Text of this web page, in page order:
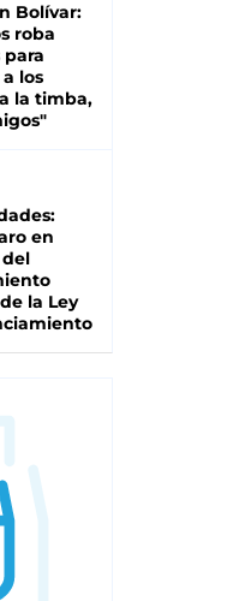
Bolívar:
roba
para
los
la timba,
en
la Ley